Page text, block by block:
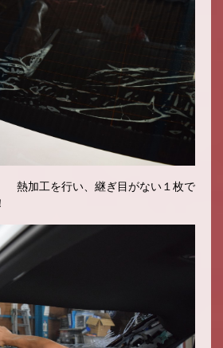
熱加工を行い、継ぎ目がない１枚で